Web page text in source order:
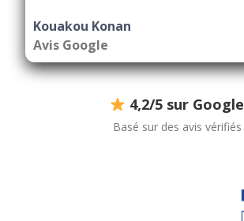
Kouakou Konan
Avis Google
4,2/5 sur Google
Basé sur des avis vérifiés